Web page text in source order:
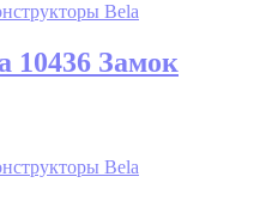
Bela
10436 Замок
Bela